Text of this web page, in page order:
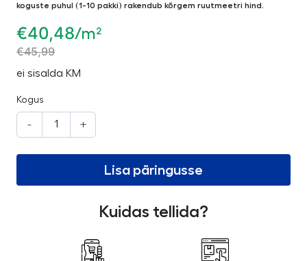
koguste puhul (1-10 pakki) rakendub kõrgem ruutmeetri hind.
€40,48/m²
€45,99
ei sisalda KM
Kogus
- +
Lisa päringusse
Kuidas tellida?